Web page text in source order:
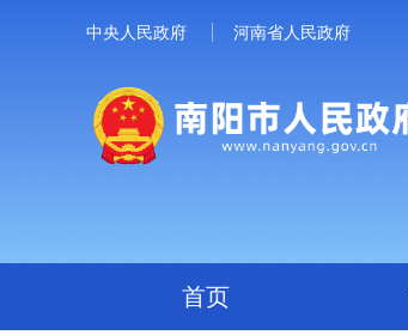
中央人民政府 河南省人民政府
首页